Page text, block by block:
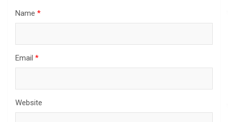
Name *
Email *
Website